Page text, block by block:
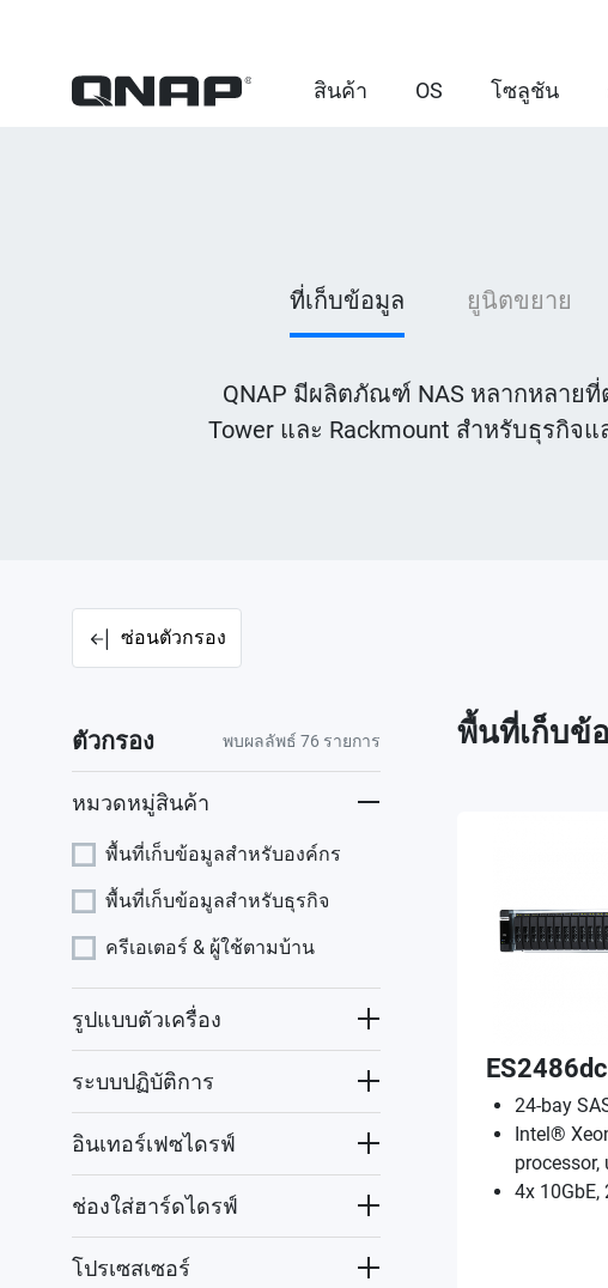
สินค้า OS โซลูชัน
ที่เก็บข้อมูล ยูนิตขยาย
QNAP มีผลิตภัณฑ์ NAS หลากหลาย
Tower และ Rackmount สำหรับธุรกิจ
ซ่อนตัวกรอง
ตัวกรอง พบผลลัพธ์ 76 รายการ
หมวดหมู่สินค้า
พื้นที่เก็บข้อมูลสำหรับองค์กร
พื้นที่เก็บข้อมูลสำหรับธุรกิจ
ครีเอเตอร์ & ผู้ใช้ตามบ้าน
รูปแบบตัวเครื่อง
ระบบปฏิบัติการ
อินเทอร์เฟซไดรฟ์
ช่องใส่ฮาร์ดไดรฟ์
โปรเซสเซอร์
พื้นที่เก็บข้
ES2486dc
24-bay
Intel®
processor,
4x 10GbE,